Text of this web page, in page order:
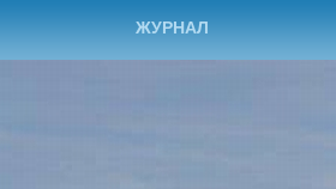
ЖУРНАЛ